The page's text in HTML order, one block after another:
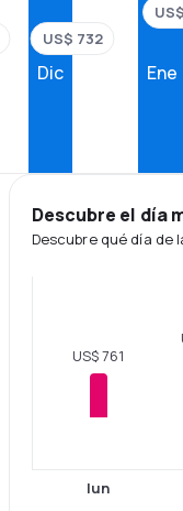
Dic
US$ 732
Ene
Descubre el día
Descubre qué día de
US$ 761
lun